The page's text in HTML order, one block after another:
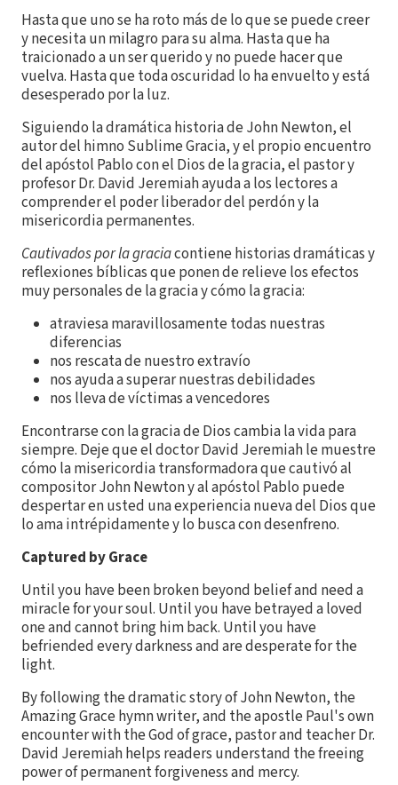
Hasta que uno se ha roto más de lo que se puede creer
y necesita un milagro para su alma. Hasta que ha
traicionado a un ser querido y no puede hacer que
vuelva. Hasta que toda oscuridad lo ha envuelto y está
desesperado por la luz.
Siguiendo la dramática historia de John Newton, el
autor del himno Sublime Gracia, y el propio encuentro
del apóstol Pablo con el Dios de la gracia, el pastor y
profesor Dr. David Jeremiah ayuda a los lectores a
comprender el poder liberador del perdón y la
misericordia permanentes.
Cautivados por la graciacontiene historias dramáticas y
reflexiones bíblicas que ponen de relieve los efectos
muy personales de la gracia y cómo la gracia:
atraviesa maravillosamente todas nuestras
diferencias
nos rescata de nuestro extravío
nos ayuda a superar nuestras debilidades
nos lleva de víctimas a vencedores
Encontrarse con la gracia de Dios cambia la vida para
siempre. Deje que el doctor David Jeremiah le muestre
cómo la misericordia transformadora que cautivó al
compositor John Newton y al apóstol Pablo puede
despertar en usted una experiencia nueva del Dios que
lo ama intrépidamente y lo busca con desenfreno.
Captured by Grace
Until you have been broken beyond belief and need a
miracle for your soul. Until you have betrayed a loved
one and cannot bring him back. Until you have
befriended every darkness and are desperate for the
light.
By following the dramatic story of John Newton, the
Amazing Grace hymn writer, and the apostle Paul's own
encounter with the God of grace, pastor and teacher Dr.
David Jeremiah helps readers understand the freeing
power of permanent forgiveness and mercy.